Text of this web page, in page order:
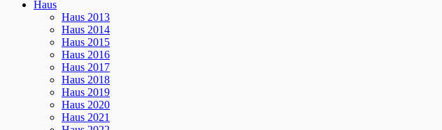
Haus
Haus 2013
Haus 2014
Haus 2015
Haus 2016
Haus 2017
Haus 2018
Haus 2019
Haus 2020
Haus 2021